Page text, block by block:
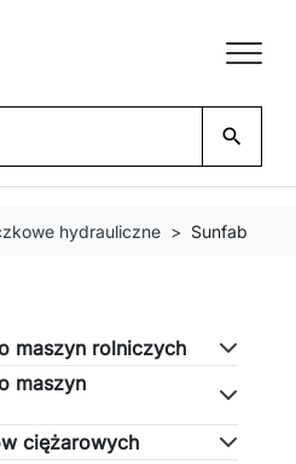
search
hydrauliczne Sunfab
maszyn rolniczych
maszyn
ciężarowych